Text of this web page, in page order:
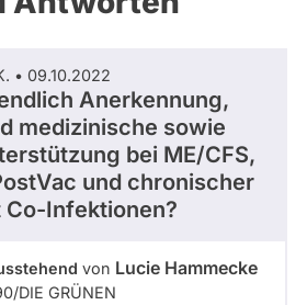
• 09.10.2022
Anerkennung,
medizinische sowie
bei ME/CFS,
und chronischer
Co-Infektionen?
von Lucie Hammecke
­DIE GRÜNEN